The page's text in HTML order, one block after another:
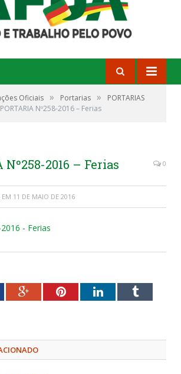
Oficiais » Portarias »
PORTARIAS
PORTARIA Nº258-2016 – Ferias
Nº258-2016 – Ferias 0
EM 11 DE MAIO DE 2016
- Ferias
Google+PinterestLinkedInTumblr